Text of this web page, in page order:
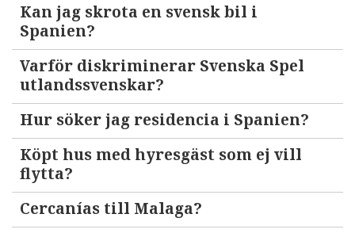
Kan jag skrota en svensk bil i
Spanien?
Varför diskriminerar Svenska Spel
utlandssvenskar?
Hur söker jag residencia i Spanien?
Köpt hus med hyresgäst som ej vill
flytta?
Cercanías till Malaga?